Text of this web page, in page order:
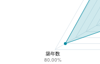
築年数
80.00%